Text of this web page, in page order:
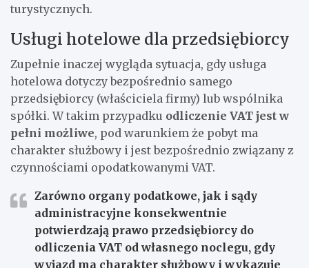
turystycznych.
Usługi hotelowe dla przedsiębiorcy
Zupełnie inaczej wygląda sytuacja, gdy usługa
hotelowa dotyczy bezpośrednio samego
przedsiębiorcy (właściciela firmy) lub wspólnika
spółki. W takim przypadku odliczenie VAT jest w
pełni możliwe, pod warunkiem że pobyt ma
charakter służbowy i jest bezpośrednio związany z
czynnościami opodatkowanymi VAT.
Zarówno organy podatkowe, jak i sądy
administracyjne konsekwentnie
potwierdzają prawo przedsiębiorcy do
odliczenia VAT od własnego noclegu, gdy
wyjazd ma charakter służbowy i wykazuje